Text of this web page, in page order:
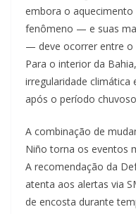
embora o
fenômeno — e suas
— deve ocorrer entre o
Para o interior da
irregularidade climática
após o período
A combinação de
Niño torna os eventos
A recomendação da
atenta aos alertas via
de encosta durante